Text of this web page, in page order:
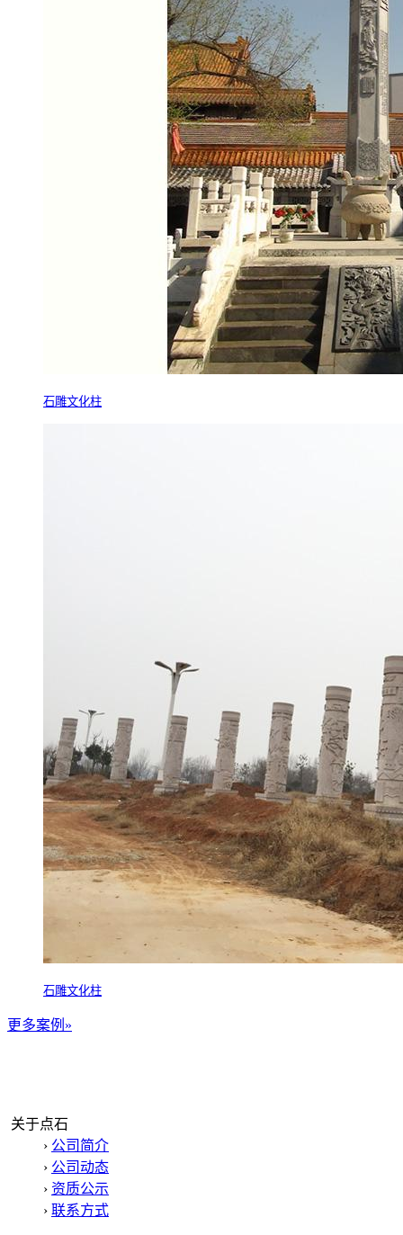
石雕文化柱
石雕文化柱
更多案例»
关于点石
› 公司简介
› 公司动态
› 资质公示
› 联系方式